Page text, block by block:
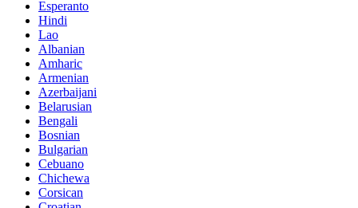
Esperanto
Hindi
Lao
Albanian
Amharic
Armenian
Azerbaijani
Belarusian
Bengali
Bosnian
Bulgarian
Cebuano
Chichewa
Corsican